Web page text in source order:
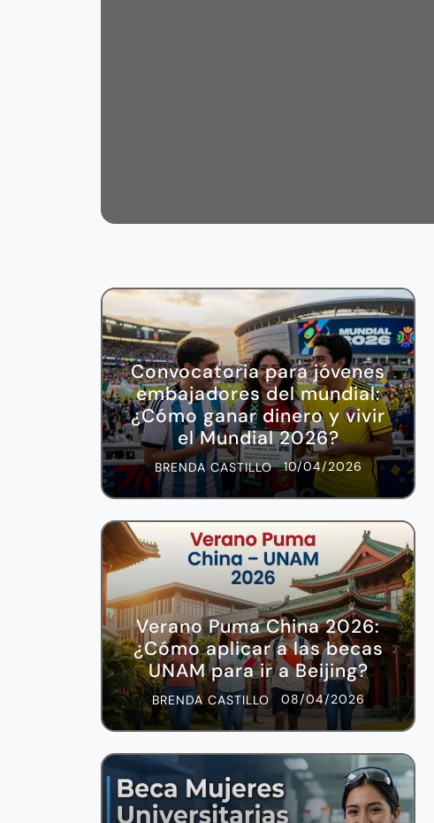
Convocatoria para jóvenes
embajadores del mundial:
¿Cómo ganar dinero y vivir
el Mundial 2026?
BRENDA CASTILLO 10/04/2026
Verano Puma China 2026:
¿Cómo aplicar a las becas
UNAM para ir a Beijing?
BRENDA CASTILLO 08/04/2026